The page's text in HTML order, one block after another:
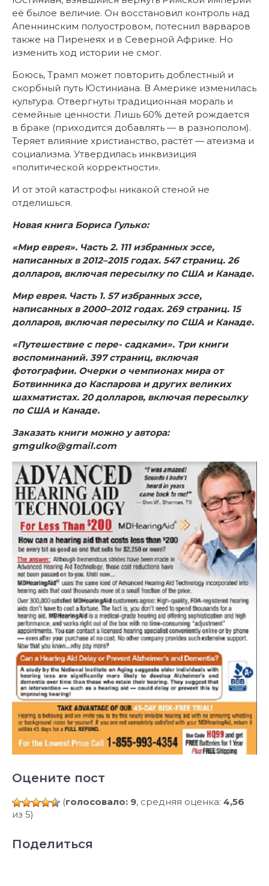
её былое величие. Он восстановил контроль над
Апеннинским полуостровом, потеснил варваров
также на Пиренеях и в Северной Африке. Но
изменить ход истории не смог.
Боюсь, Трамп может повторить доблестный и
скорбный путь Юстиниана. В Америке изменилась
культура. Отвергнуты традиционная мораль и
семейные ценности. Лишь 60% детей рождается
в браке (приходится добавлять — в разнополом).
Теряет влияние христианство, растёт — атеизма и
социализма. Утвердилась инквизиция
«политической корректности».
И от этой катастрофы никакой стеной не
отделишься.
Новая книга Бориса Гулько:
«Мир еврея». Часть 2. 111 избранных эссе,
написанных в 2012–2015 годах. 547 страниц. 26
долларов, включая пересылку по США и Канаде.
Мир еврея. Часть 1. 57 избранных эссе,
написанных в 2000–2012 годах. 269 страниц. 15
долларов, включая пересылку по США и Канаде.
«Путешествие с пере- садками». Три книги
воспоминаний. 397 страниц, включая
фотографии. Очерки о чемпионах мира от
Ботвинника до Каспарова и других великих
шахматистах. 20 долларов, включая пересылку
по США и Канаде.
Заказать книги можно у автора:
gmgulko@gmail.com
Оцените пост
(голосовало: 9, средняя оценка: 4,56
из 5)
Поделиться